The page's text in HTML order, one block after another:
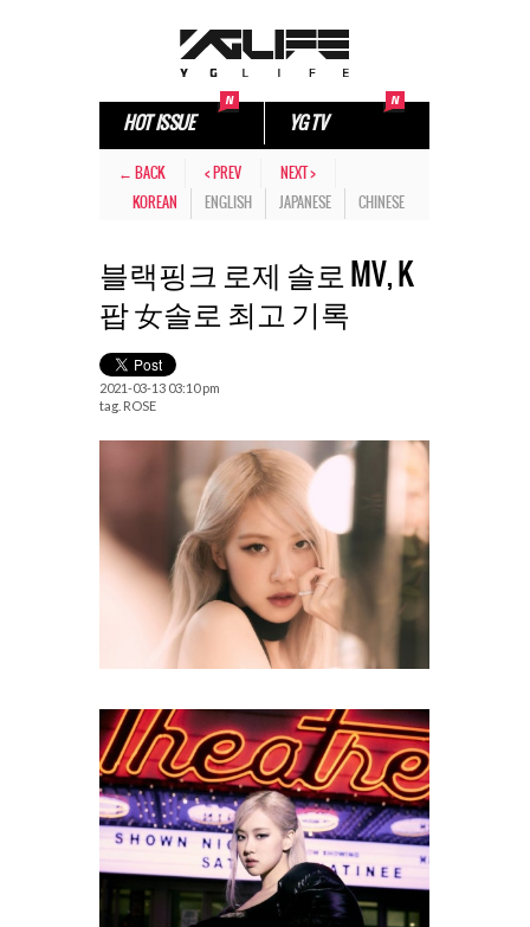
HOT ISSUE YG TV
← BACK < PREV
NEXT >
KOREAN
ENGLISH JAPANESE CHINESE
블랙핑크 로제 솔로 MV, K
팝 女솔로 최고 기록
2021-03-13 03:10 pm
tag. ROSE